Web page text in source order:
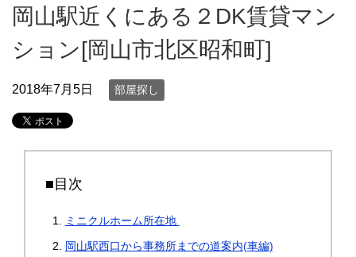
岡山駅近くにある２DK賃貸マン
ション[岡山市北区昭和町]
2018年7月5日 部屋探し
■目次
ミニクルホーム所在地
岡山駅西口から事務所までの道案内(車編)